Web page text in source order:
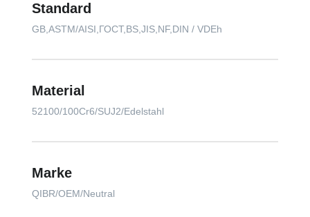
Standard
GB,ASTM/AISI,ГОСТ,BS,JIS,NF,DIN / VDEh
Material
52100/100Cr6/SUJ2/Edelstahl
Marke
QIBR/OEM/Neutral